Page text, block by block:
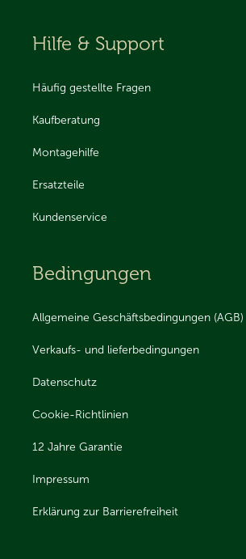
Hilfe & Support
Häufig gestellte Fragen
Kaufberatung
Montagehilfe
Ersatzteile
Kundenservice
Bedingungen
Allgemeine Geschäftsbedingungen (AGB)
Verkaufs- und lieferbedingungen
Datenschutz
Cookie-Richtlinien
12 Jahre Garantie
Impressum
Erklärung zur Barrierefreiheit